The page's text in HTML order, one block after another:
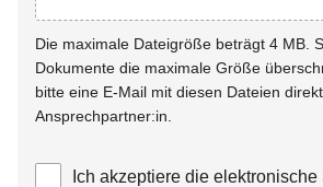
Die maximale Dateigröße beträgt 4 MB.
Dokumente die maximale Größe
bitte eine E-Mail mit diesen Dateien
Ansprechpartner:in.
Ich akzeptiere die